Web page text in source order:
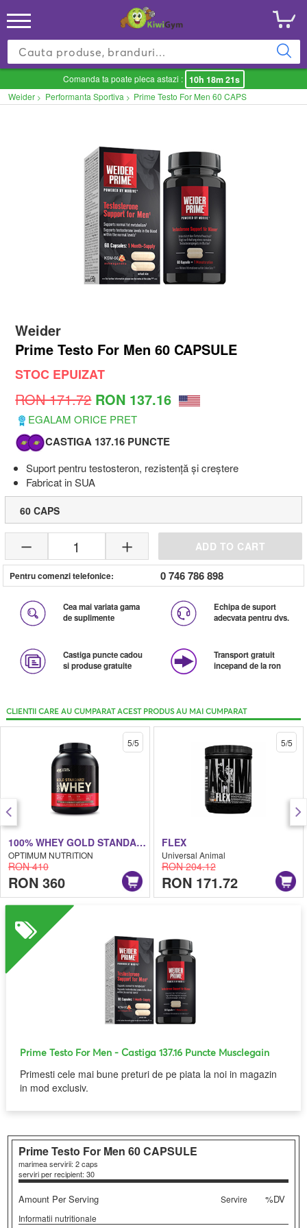
Comanda ta poate pleca astazi : 10h 18m 21s
Weider > Performanta Sportiva > Prime Testo For Men 60 CAPS
Weider
Prime Testo For Men 60 CAPSULE
STOC EPUIZAT
RON 171.72 RON 137.16
EGALAM ORICE PRET
CASTIGA 137.16 PUNCTE
Suport pentru testosteron, rezistență și creștere
Fabricat in SUA
60 CAPS
1 ADD TO CART
Pentru comenzi telefonice: 0 746 786 898
Cea mai variata gama
de suplimente
Echipa de suport
adecvata pentru dvs.
Castiga puncte cadou
si produse gratuite
Transport gratuit
incepand de la ron
CLIENTII CARE AU CUMPARAT ACEST PRODUS AU MAI CUMPARAT
100% WHEY GOLD STANDARD
OPTIMUM NUTRITION
RON 410
RON 360
5/5
FLEX
Universal Animal
RON 204.12
RON 171.72
5/5
Prime Testo For Men- Castiga 137.16 Puncte Musclegain
Primesti cele mai bune preturi de pe piata la noi in magazin
in mod exclusiv.
Prime Testo For Men60 CAPSULE
marimea servirii: 2 caps
serviri per recipient: 30
Amount Per Serving %DV
Informatii nutritionale
Servire